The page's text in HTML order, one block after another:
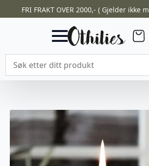
FRI FRAKT OVER 2000,- ( Gjelder ikke